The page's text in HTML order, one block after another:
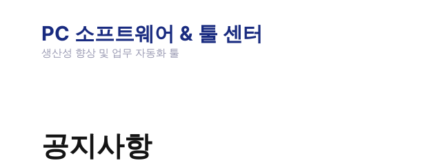
PC 소프트웨어 & 툴 센터
생산성 향상 및 업무 자동화 툴
공지사항